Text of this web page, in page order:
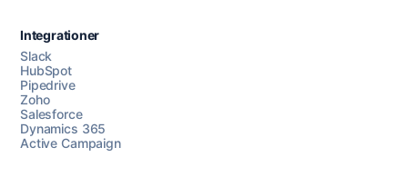
Razgovarajte s nama
Integrationer
Slack
HubSpot
Pipedrive
Zoho
Salesforce
Dynamics 365
Active Campaign